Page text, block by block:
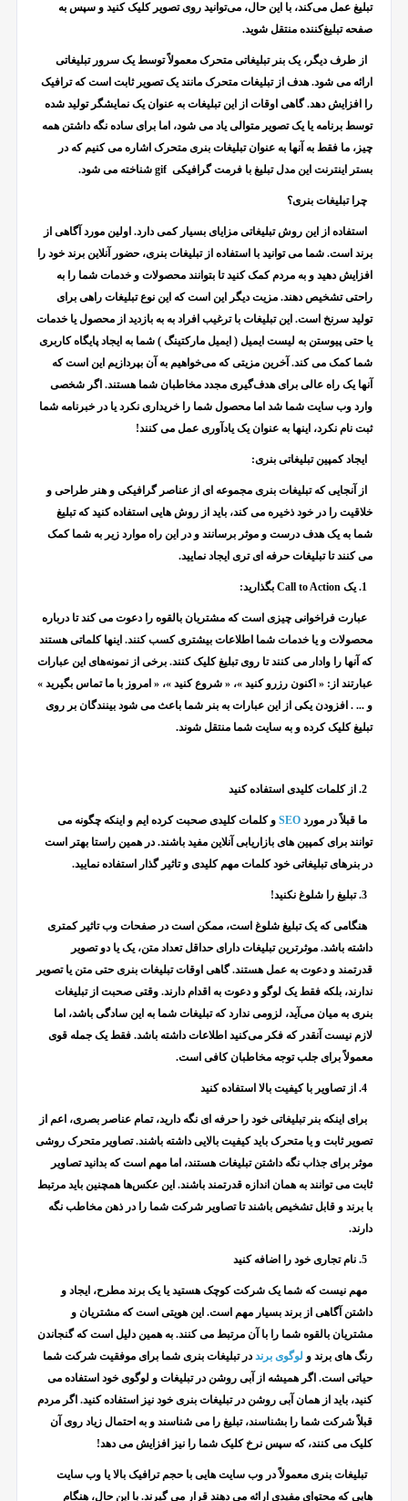
تبلیغ عمل می‌کند، با این حال، می‌توانید روی تصویر کلیک کنید و سپس به
صفحه تبلیغ‌کننده منتقل شوید.
از طرف دیگر، یک بنر تبلیغاتی متحرک معمولاً توسط یک سرور تبلیغاتی
ارائه می شود. هدف از تبلیغات متحرک مانند یک تصویر ثابت است که ترافیک
را افزایش دهد. گاهی اوقات از این تبلیغات به عنوان یک نمایشگر تولید شده
توسط برنامه یا یک تصویر متوالی یاد می شود، اما برای ساده نگه داشتن همه
چیز، ما فقط به آنها به عنوان تبلیغات بنری متحرک اشاره می کنیم که در
بستر اینترنت این مدل تبلیغ با فرمت گرافیکی gifشناخته می شود.
چرا تبلیغات بنری؟
استفاده از این روش تبلیغاتی مزایای بسیار کمی دارد. اولین مورد آگاهی از
برند است. شما می توانید با استفاده از تبلیغات بنری، حضور آنلاین برند خود را
افزایش دهید و به مردم کمک کنید تا بتوانند محصولات و خدمات شما را به
راحتی تشخیص دهند. مزیت دیگر این است که این نوع تبلیغات راهی برای
تولید سرنخ است. این تبلیغات با ترغیب افراد به به بازدید از محصول یا خدمات
یا حتی پیوستن به لیست ایمیل ( ایمیل مارکتینگ ) شما به ایجاد پایگاه کاربری
شما کمک می کند. آخرین مزیتی که می‌خواهیم به آن بپردازیم این است که
آنها یک راه عالی برای هدف‌گیری مجدد مخاطبان شما هستند. اگر شخصی
وارد وب سایت شما شد اما محصول شما را خریداری نکرد یا در خبرنامه شما
ثبت نام نکرد، اینها به عنوان یک یادآوری عمل می کنند!
ایجاد کمپین تبلیغاتی بنری:
از آنجایی که تبلیغات بنری مجموعه ای از عناصر گرافیکی و هنر طراحی و
خلاقیت را در خود ذخیره می کند، باید از روش هایی استفاده کنید که تبلیغ
شما به یک هدف درست و موثر برسانند و در این راه موارد زیر به شما کمک
می کنند تا تبلیغات حرفه ای تری ایجاد نمایید.
Call to Actionبگذارید:
عبارت فراخوانی چیزی است که مشتریان بالقوه را دعوت می کند تا درباره
محصولات و یا خدمات شما اطلاعات بیشتری کسب کنند. اینها کلماتی هستند
که آنها را وادار می کنند تا روی تبلیغ کلیک کنند. برخی از نمونه‌های این عبارات
عبارتند از: « اکنون رزرو کنید »، « شروع کنید »، « امروز با ما تماس بگیرید »
و ... . افزودن یکی از این عبارات به بنر شما باعث می شود بینندگان بر روی
تبلیغ کلیک کرده و به سایت شما منتقل شوند.
. از کلمات کلیدی استفاده کنید
ما قبلاً در مورد SEOو کلمات کلیدی صحبت کرده ایم و اینکه چگونه می
توانند برای کمپین های بازاریابی آنلاین مفید باشند. در همین راستا بهتر است
در بنرهای تبلیغاتی خود کلمات مهم کلیدی و تاثیر گذار استفاده نمایید.
هنگامی که یک تبلیغ شلوغ است، ممکن است در صفحات وب تاثیر کمتری
داشته باشد. موثرترین تبلیغات دارای حداقل تعداد متن، یک یا دو تصویر
قدرتمند و دعوت به عمل هستند. گاهی اوقات تبلیغات بنری حتی متن یا تصویر
ندارند، بلکه فقط یک لوگو و دعوت به اقدام دارند. وقتی صحبت از تبلیغات
بنری به میان می‌آید، لزومی ندارد که تبلیغات شما به این سادگی باشد، اما
لازم نیست آنقدر که فکر می‌کنید اطلاعات داشته باشد. فقط یک جمله قوی
معمولاً برای جلب توجه مخاطبان کافی است.
برای اینکه بنر تبلیغاتی خود را حرفه ای نگه دارید، تمام عناصر بصری، اعم از
تصویر ثابت و یا متحرک باید کیفیت بالایی داشته باشند. تصاویر متحرک روشی
موثر برای جذاب نگه داشتن تبلیغات هستند، اما مهم است که بدانید تصاویر
ثابت می توانند به همان اندازه قدرتمند باشند. این عکس‌ها همچنین باید مرتبط
با برند و قابل تشخیص باشند تا تصاویر شرکت شما را در ذهن مخاطب نگه
دارند.
مهم نیست که شما یک شرکت کوچک هستید یا یک برند مطرح، ایجاد و
داشتن آگاهی از برند بسیار مهم است. این هویتی است که مشتریان و
مشتریان بالقوه شما را با آن مرتبط می کنند. به همین دلیل است که گنجاندن
رنگ های برند و لوگوی برنددر تبلیغات بنری شما برای موفقیت شرکت شما
حیاتی است. اگر همیشه از آبی روشن در تبلیغات و لوگوی خود استفاده می
کنید، باید از همان آبی روشن در تبلیغات بنری خود نیز استفاده کنید. اگر مردم
قبلاً شرکت شما را بشناسند، تبلیغ را می شناسند و به احتمال زیاد روی آن
کلیک می کنند، که سپس نرخ کلیک شما را نیز افزایش می دهد!
تبلیغات بنری معمولاً در وب سایت هایی با حجم ترافیک بالا یا وب سایت
هایی که محتوای مفیدی ارائه می دهند قرار می گیرند. با این حال، هنگام